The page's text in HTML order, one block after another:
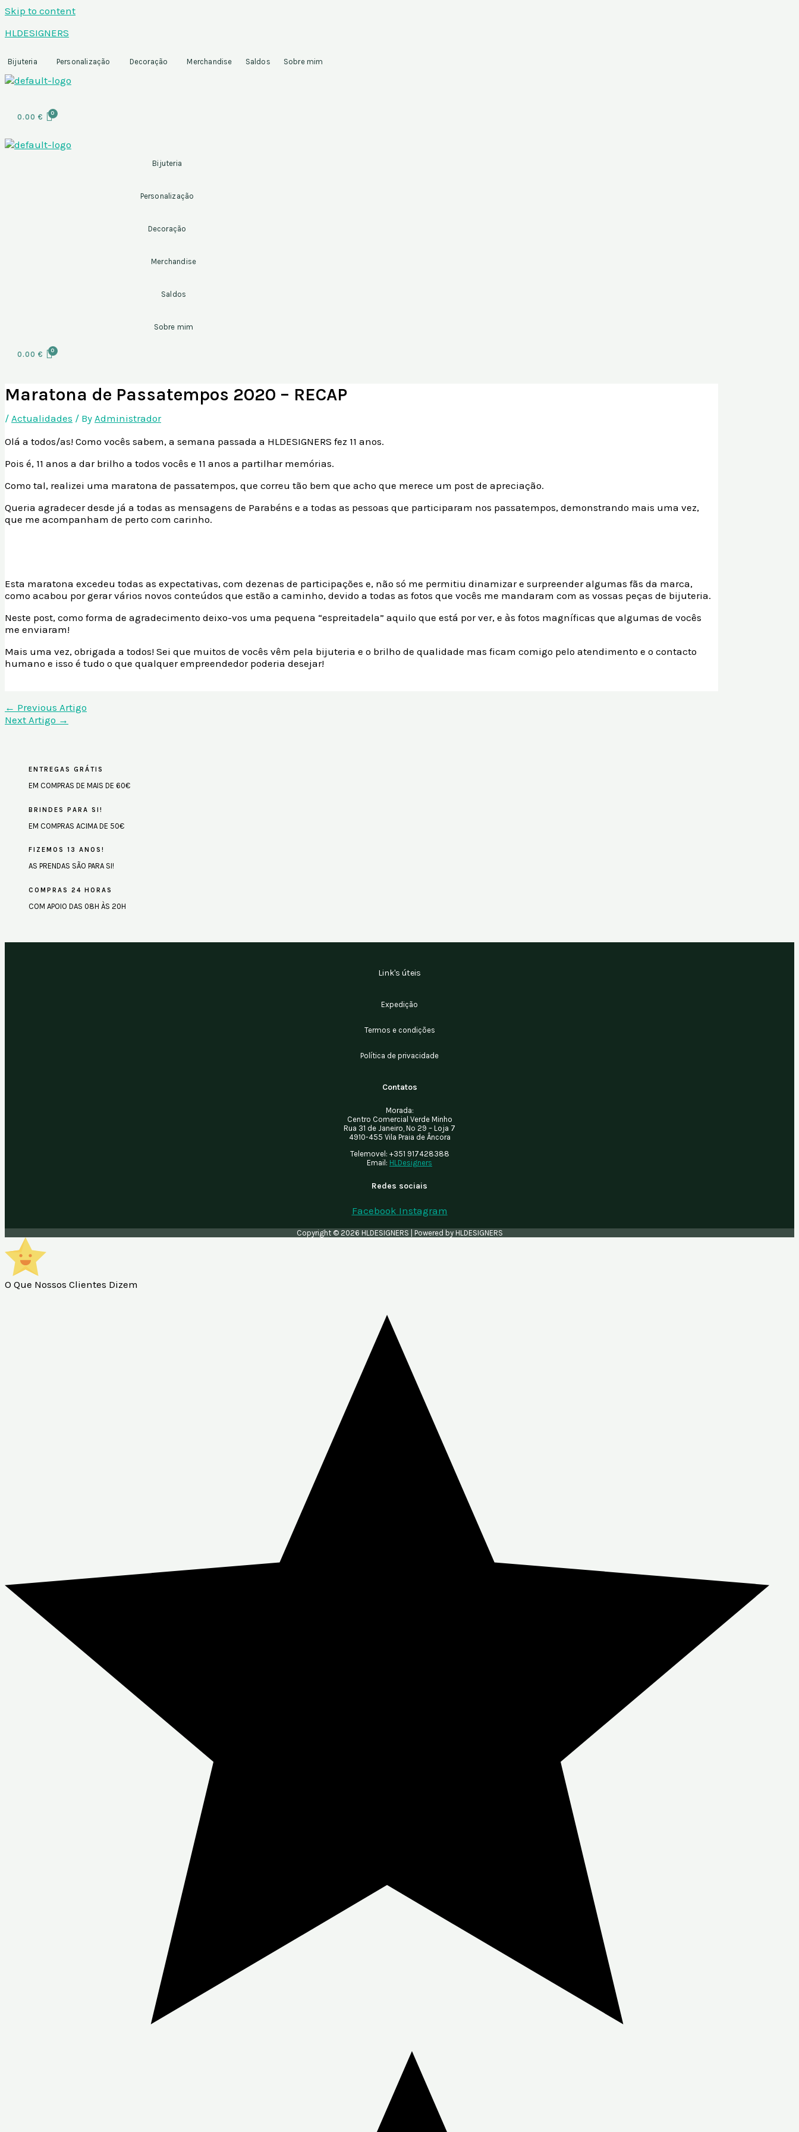
Skip to content
HLDESIGNERS
Bijuteria Personalização Decoração Merchandise Saldos Sobre mim
0.00 €
Bijuteria
Personalização
Decoração
Merchandise
Saldos
Sobre mim
0.00 €
Maratona de Passatempos 2020 – RECAP
/ Actualidades / By Administrador
Olá a todos/as! Como vocês sabem, a semana passada a HLDESIGNERS fez 11 anos.
Pois é, 11 anos a dar brilho a todos vocês e 11 anos a partilhar memórias.
Como tal, realizei uma maratona de passatempos, que correu tão bem que acho que merece um post de apreciação.
Queria agradecer desde já a todas as mensagens de Parabéns e a todas as pessoas que participaram nos passatempos, demonstrando mais uma vez,
que me acompanham de perto com carinho.
Esta maratona excedeu todas as expectativas, com dezenas de participações e, não só me permitiu dinamizar e surpreender algumas fãs da marca,
como acabou por gerar vários novos conteúdos que estão a caminho, devido a todas as fotos que vocês me mandaram com as vossas peças de bijuteria.
Neste post, como forma de agradecimento deixo-vos uma pequena “espreitadela” aquilo que está por ver, e às fotos magníficas que algumas de vocês
me enviaram!
Mais uma vez, obrigada a todos! Sei que muitos de vocês vêm pela bijuteria e o brilho de qualidade mas ficam comigo pelo atendimento e o contacto
humano e isso é tudo o que qualquer empreendedor poderia desejar!
← Previous Artigo
Next Artigo →
ENTREGAS GRÁTIS
EM COMPRAS DE MAIS DE 60€
BRINDES PARA SI!
EM COMPRAS ACIMA DE 50€
FIZEMOS 13 ANOS!
AS PRENDAS SÃO PARA SI!
COMPRAS 24 HORAS
COM APOIO DAS 08H ÀS 20H
Link's úteis
Expedição
Termos e condições
Política de privacidade
Contatos
Morada:
Centro Comercial Verde Minho
Rua 31 de Janeiro, Nº 29 – Loja 7
4910-455 Vila Praia de Âncora
Telemovel: +351 917428388
Email: HLDesigners
Redes sociais
Facebook Instagram
Copyright © 2026 HLDESIGNERS | Powered by HLDESIGNERS
O Que Nossos Clientes Dizem